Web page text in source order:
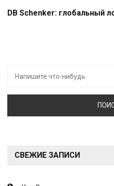
DB Schenker: глобальный
СВЕЖИЕ ЗАПИСИ